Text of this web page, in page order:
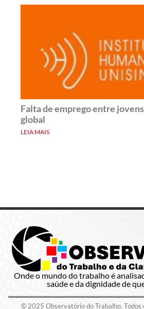
Falta de emprego entre
global
LEIA MAIS
Onde o mundo do trabalho é
saúde e da dignidade de
© 2025 Observatório do Trabalho. Todos